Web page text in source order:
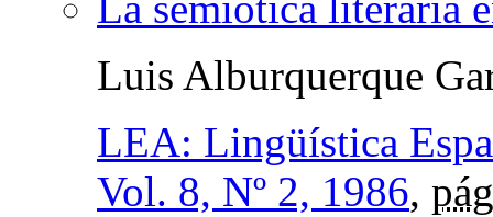
Luis Alburquerque
LEA: Lingüística
Vol. 8, Nº 2, 1986,